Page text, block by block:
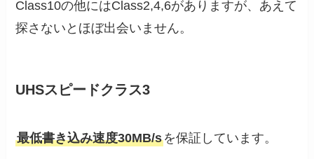
Class10の他にはClass2,4,6がありますが、あえて
探さないとほぼ出会いません。
UHSスピードクラス3
最低書き込み速度30MB/sを保証しています。